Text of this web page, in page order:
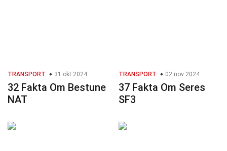
TRANSPORT 31 okt 2024
32 Fakta Om Bestune
NAT
TRANSPORT 02 nov 2024
37 Fakta Om Seres
SF3